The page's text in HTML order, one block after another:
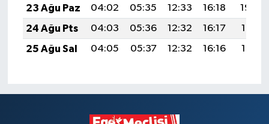
23 Ağu Paz
04:02 05:35 12:33 16:18
19:20
24 Ağu Pts
04:03 05:36 12:32 16:17
19:18
25 Ağu Sal
04:05 05:37 12:32 16:16 19:17